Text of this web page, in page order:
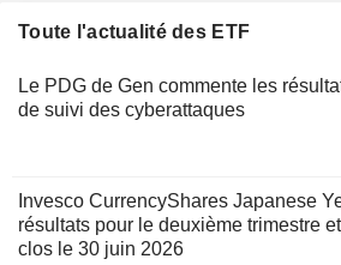
Toute l'actualité des ETF
Le PDG de Gen commente les
de suivi des cyberattaques
Invesco CurrencyShares Japanese
résultats pour le deuxième trimestre
clos le 30 juin 2026